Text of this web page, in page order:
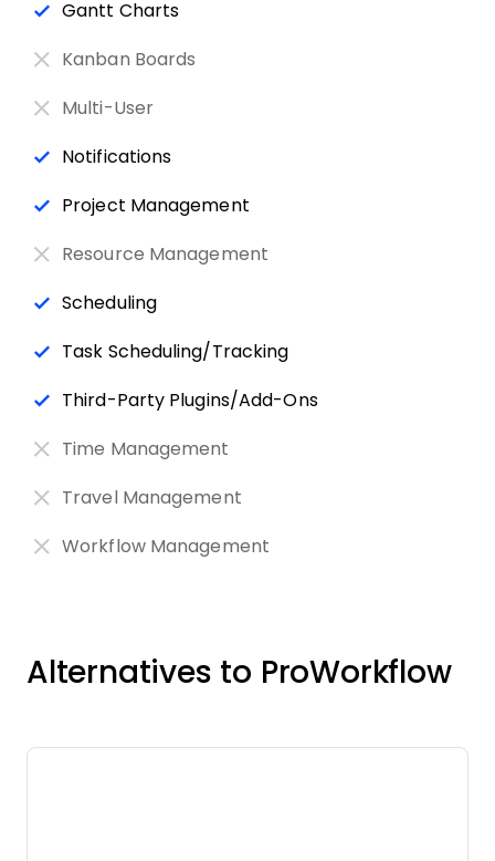
Gantt Charts
Kanban Boards
Multi-User
Notifications
Project Management
Resource Management
Scheduling
Task Scheduling/Tracking
Third-Party Plugins/Add-Ons
Time Management
Travel Management
Workflow Management
Alternatives to ProWorkflow